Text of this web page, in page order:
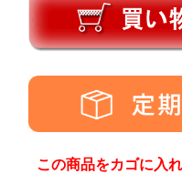
この商品をカゴに入